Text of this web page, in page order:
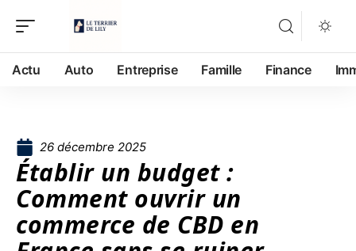
Actu Auto Entreprise Famille Finance
26 décembre 2025
Établir un budget :
Comment ouvrir un
commerce de CBD en